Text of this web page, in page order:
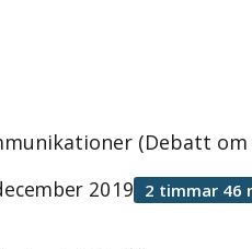
(Debatt om
2019 2 timmar 46